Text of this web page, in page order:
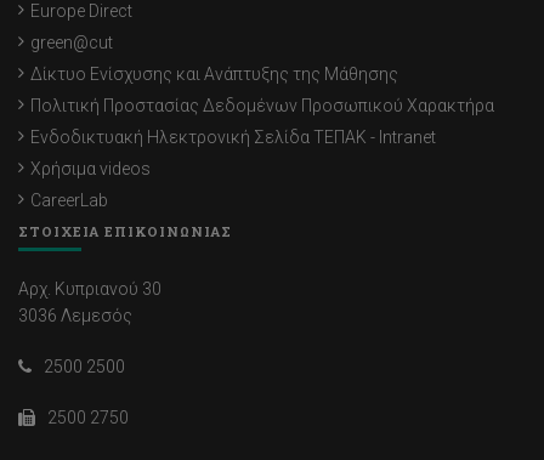
Europe Direct
green@cut
Δίκτυο Ενίσχυσης και Ανάπτυξης της Μάθησης
Πολιτική Προστασίας Δεδομένων Προσωπικού Χαρακτήρα
Ενδοδικτυακή Ηλεκτρονική Σελίδα ΤΕΠΑΚ - Intranet
Χρήσιμα videos
CareerLab
ΣΤΟΙΧΕΙΑ ΕΠΙΚΟΙΝΩΝΙΑΣ
Αρχ. Κυπριανού 30
3036 Λεμεσός
2500 2500
2500 2750